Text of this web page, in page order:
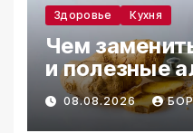
Здоровье Кухня
Чем
и полезные
08.08.2026